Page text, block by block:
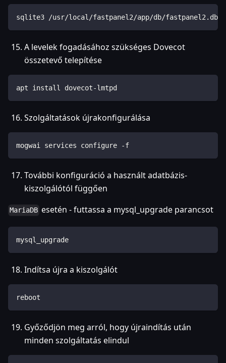
sqlite3 /usr/local/fastpanel2/app/db/fastpanel2.db
A levelek fogadásához szükséges Dovecot
összetevő telepítése
apt install dovecot-lmtpd
Szolgáltatások újrakonfigurálása
mogwai services configure -f
További konfiguráció a használt adatbázis-
kiszolgálótól függően
MariaDB esetén - futtassa a mysql_upgrade parancsot
mysql_upgrade
Indítsa újra a kiszolgálót
reboot
Győződjön meg arról, hogy újraindítás után
minden szolgáltatás elindul